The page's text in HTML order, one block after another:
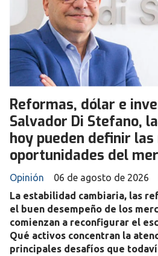
Reformas, dólar e
Salvador Di Stefano,
hoy pueden definir
oportunidades del
Opinión
06 de agosto de 2026
La estabilidad cambiaria, las
el buen desempeño de los
comienzan a reconfigurar el
Qué activos concentran la
principales desafíos que